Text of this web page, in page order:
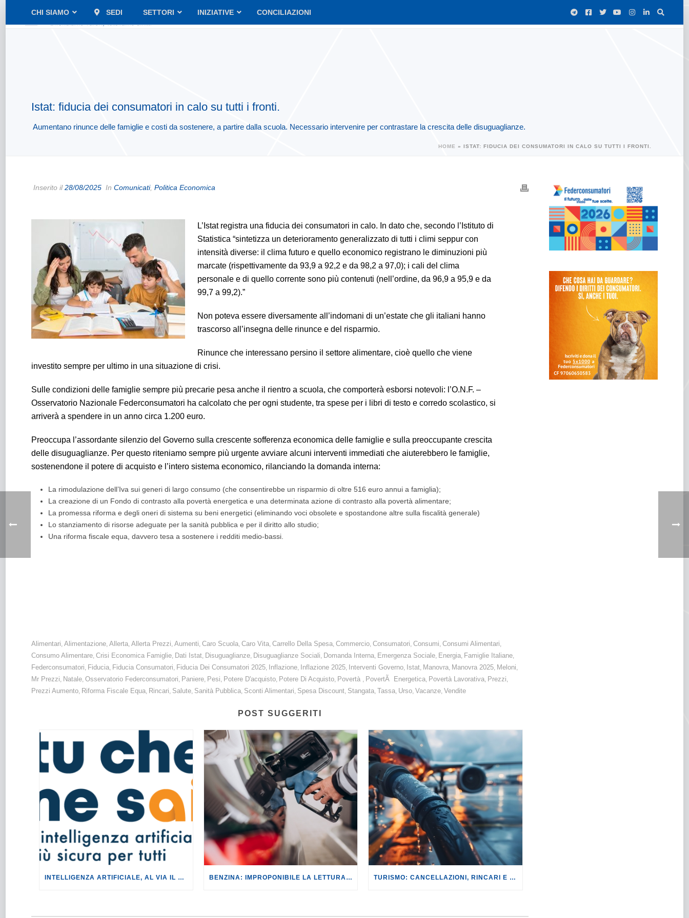
CHI SIAMO SEDI SETTORI INIZIATIVE CONCILIAZIONI
Istat: fiducia dei consumatori in calo su tutti i fronti.
Aumentano rinunce delle famiglie e costi da sostenere, a partire dalla scuola. Necessario intervenire per contrastare la crescita delle disuguaglianze.
HOME » ISTAT: FIDUCIA DEI CONSUMATORI IN CALO SU TUTTI I FRONTI.
Inserito il28/08/2025 In Comunicati, Politica Economica
L’Istat registra una fiducia dei consumatori in calo. In dato che, secondo l’Istituto di
Statistica “sintetizza un deterioramento generalizzato di tutti i climi seppur con
intensità diverse: il clima futuro e quello economico registrano le diminuzioni più
marcate (rispettivamente da 93,9 a 92,2 e da 98,2 a 97,0); i cali del clima
personale e di quello corrente sono più contenuti (nell’ordine, da 96,9 a 95,9 e da
99,7 a 99,2).”
Non poteva essere diversamente all’indomani di un’estate che gli italiani hanno
trascorso all’insegna delle rinunce e del risparmio.
Rinunce che interessano persino il settore alimentare, cioè quello che viene
investito sempre per ultimo in una situazione di crisi.
Sulle condizioni delle famiglie sempre più precarie pesa anche il rientro a scuola, che comporterà esborsi notevoli: l’O.N.F. –
Osservatorio Nazionale Federconsumatori ha calcolato che per ogni studente, tra spese per i libri di testo e corredo scolastico, si
arriverà a spendere in un anno circa 1.200 euro.
Preoccupa l’assordante silenzio del Governo sulla crescente sofferenza economica delle famiglie e sulla preoccupante crescita
delle disuguaglianze. Per questo riteniamo sempre più urgente avviare alcuni interventi immediati che aiuterebbero le famiglie,
sostenendone il potere di acquisto e l’intero sistema economico, rilanciando la domanda interna:
La rimodulazione dell’Iva sui generi di largo consumo (che consentirebbe un risparmio di oltre 516 euro annui a famiglia);
La creazione di un Fondo di contrasto alla povertà energetica e una determinata azione di contrasto alla povertà alimentare;
La promessa riforma e degli oneri di sistema su beni energetici (eliminando voci obsolete e spostandone altre sulla fiscalità generale)
Lo stanziamento di risorse adeguate per la sanità pubblica e per il diritto allo studio;
Una riforma fiscale equa, davvero tesa a sostenere i redditi medio-bassi.
Alimentari, Alimentazione, Allerta, Allerta Prezzi, Aumenti, Caro Scuola, Caro Vita, Carrello Della Spesa, Commercio, Consumatori, Consumi, Consumi Alimentari,
Consumo Alimentare, Crisi Economica Famiglie, Dati Istat, Disuguaglianze, Disuguaglianze Sociali, Domanda Interna, Emergenza Sociale, Energia, Famiglie Italiane,
Federconsumatori, Fiducia, Fiducia Consumatori, Fiducia Dei Consumatori 2025, Inflazione, Inflazione 2025, Interventi Governo, Istat, Manovra, Manovra 2025, Meloni,
Mr Prezzi, Natale, Osservatorio Federconsumatori, Paniere, Pesi, Potere D'acquisto, Potere Di Acquisto, Povertà , PovertÃ Energetica, Povertà Lavorativa, Prezzi,
Prezzi Aumento, Riforma Fiscale Equa, Rincari, Salute, Sanità Pubblica, Sconti Alimentari, Spesa Discount, Stangata, Tassa, Urso, Vacanze, Vendite
POST SUGGERITI
INTELLIGENZA ARTIFICIALE, AL VIA IL TOUR DI EVENTI DEL PROGETTO TU CHE NE SAI? BENZINA: IMPROPONIBILE LA LETTURA SECONDO CUI PROROGARE IL TAGLIO DELLE ACCISE SIGNIFICA TASSARE TUTTI I CITTADINI. TURISMO: CANCELLAZIONI, RINCARI E MAGGIORAZIONI DI VOLI E PRENOTAZIONI.